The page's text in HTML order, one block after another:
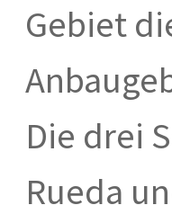
Gebiet
Die drei
Rueda